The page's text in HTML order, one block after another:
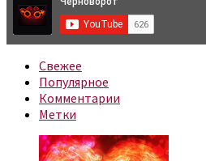
Свежее
Популярное
Комментарии
Метки